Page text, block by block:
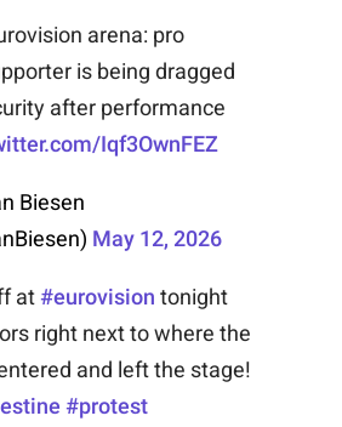
arena: pro
is being dragged
after performance
Iqf3OwnFEZ
Biesen
May 12, 2026
at#eurovision tonight
right next to where the
and left the stage!
#protest